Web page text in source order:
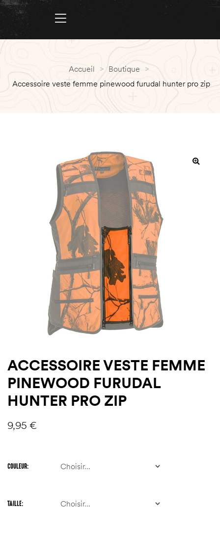
Accueil > Boutique >
Accessoire veste femme pinewood furudal hunter pro zip
ACCESSOIRE VESTE FEMME
PINEWOOD FURUDAL
HUNTER PRO ZIP
9,95 €
COULEUR
TAILLE